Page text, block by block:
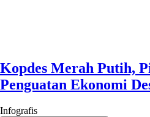
Kopdes Merah Putih,
Penguatan Ekonomi
Infografis